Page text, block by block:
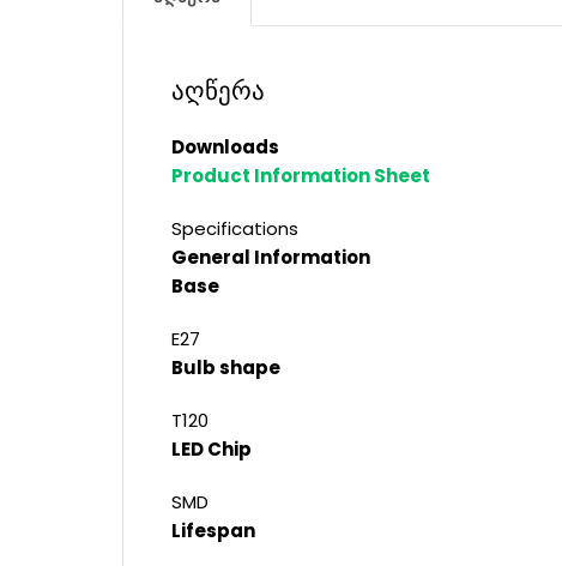
აღწერა
Downloads
Product Information Sheet
Specifications
General Information
Base
E27
Bulb shape
T120
LED Chip
SMD
Lifespan